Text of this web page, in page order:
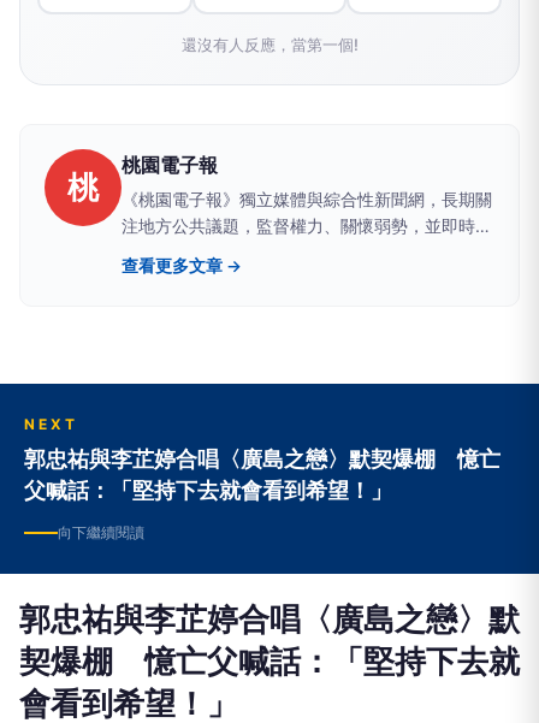
還沒有人反應，當第一個!
桃
桃園電子報
《桃園電子報》獨立媒體與綜合性新聞網，長期關
注地方公共議題，監督權力、關懷弱勢，並即時追
蹤全國重大新聞事件，持續報導與民眾生活密切相
關的重要資訊。
查看更多文章 →
NEXT
郭忠祐與李芷婷合唱〈廣島之戀〉默契爆棚 憶亡
父喊話：「堅持下去就會看到希望！」
向下繼續閱讀
郭忠祐與李芷婷合唱〈廣島之戀〉默
契爆棚 憶亡父喊話：「堅持下去就
會看到希望！」